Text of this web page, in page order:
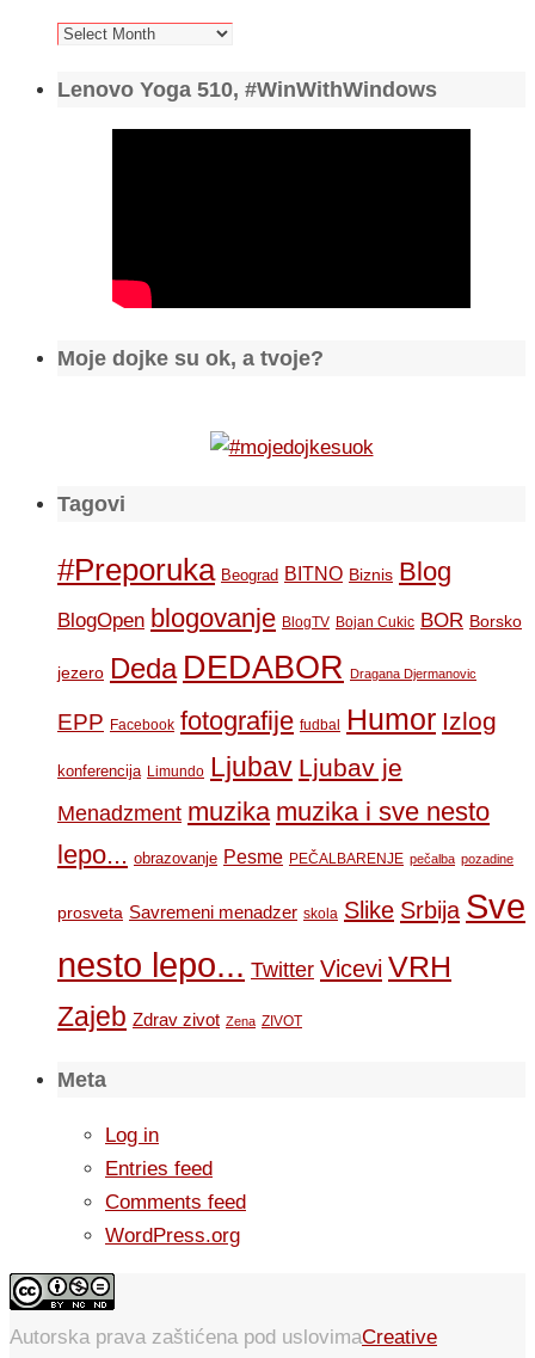
Arhiva
Lenovo Yoga 510, #WinWithWindows
Moje dojke su ok, a tvoje?
Tagovi
#Preporuka Beograd BITNO Biznis Blog
BlogOpen blogovanje BlogTV Bojan Cukic BOR Borsko
jezero Deda DEDABOR Dragana Djermanovic
EPP Facebook fotografije fudbal Humor Izlog
konferencija Limundo Ljubav Ljubav je
Menadzment muzika muzika i sve nesto
lepo... obrazovanje Pesme PEČALBARENJE pečalba pozadine
prosveta Savremeni menadzer skola Slike Srbija Sve
nesto lepo... Twitter Vicevi VRH
Zajeb Zdrav zivot Zena ZIVOT
Meta
Log in
Entries feed
Comments feed
WordPress.org
Autorska prava zaštićena pod uslovimaCreative